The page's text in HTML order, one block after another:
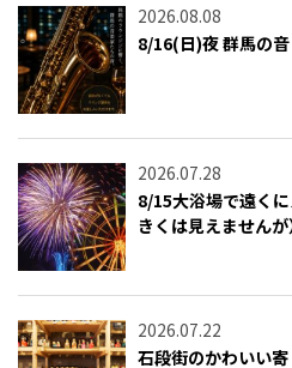
2026.08.08
8/16(日)夜 群馬の
2026.07.28
8/15大浴場で遠く
きくは見えませんが
2026.07.22
石段街のかわいい